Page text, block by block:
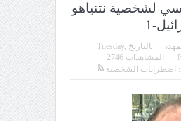
لشخصية نتنياهو
1
التاريخ Tuesday,
اضطرابات الشخصية
المشاهدات 2746